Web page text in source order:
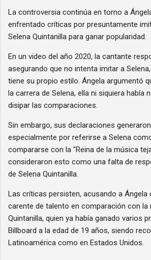
La controversia continúa en torno a
enfrentado críticas por presuntamente
Selena Quintanilla para ganar popularidad.
En un video del año 2020, la cantante
asegurando que no intenta imitar a
tiene su propio estilo. Ángela argumentó
la carrera de Selena, ella ni siquiera había
disipar las comparaciones.
Sin embargo, sus declaraciones
especialmente por referirse a Selena
compararse con la "Reina de la música
consideraron esto como una falta de
de Selena Quintanilla.
Las críticas persisten, acusando a Ángela
carente de talento en comparación con la
Quintanilla, quien ya había ganado varios
Billboard a la edad de 19 años, siendo
Latinoamérica como en Estados Unidos.